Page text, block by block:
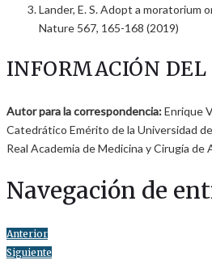
Lander, E. S. Adopt a moratorium
Nature 567, 165-168 (2019)
INFORMACIÓN DEL
Autor para la correspondencia:Enrique
Catedrático Emérito de la Universidad
Real Academia de Medicina y Cirugía de
Navegación de
Anterior
Siguiente